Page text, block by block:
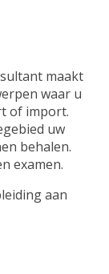
maakt
waar u
of import.
uw
behalen.
examen.
aan